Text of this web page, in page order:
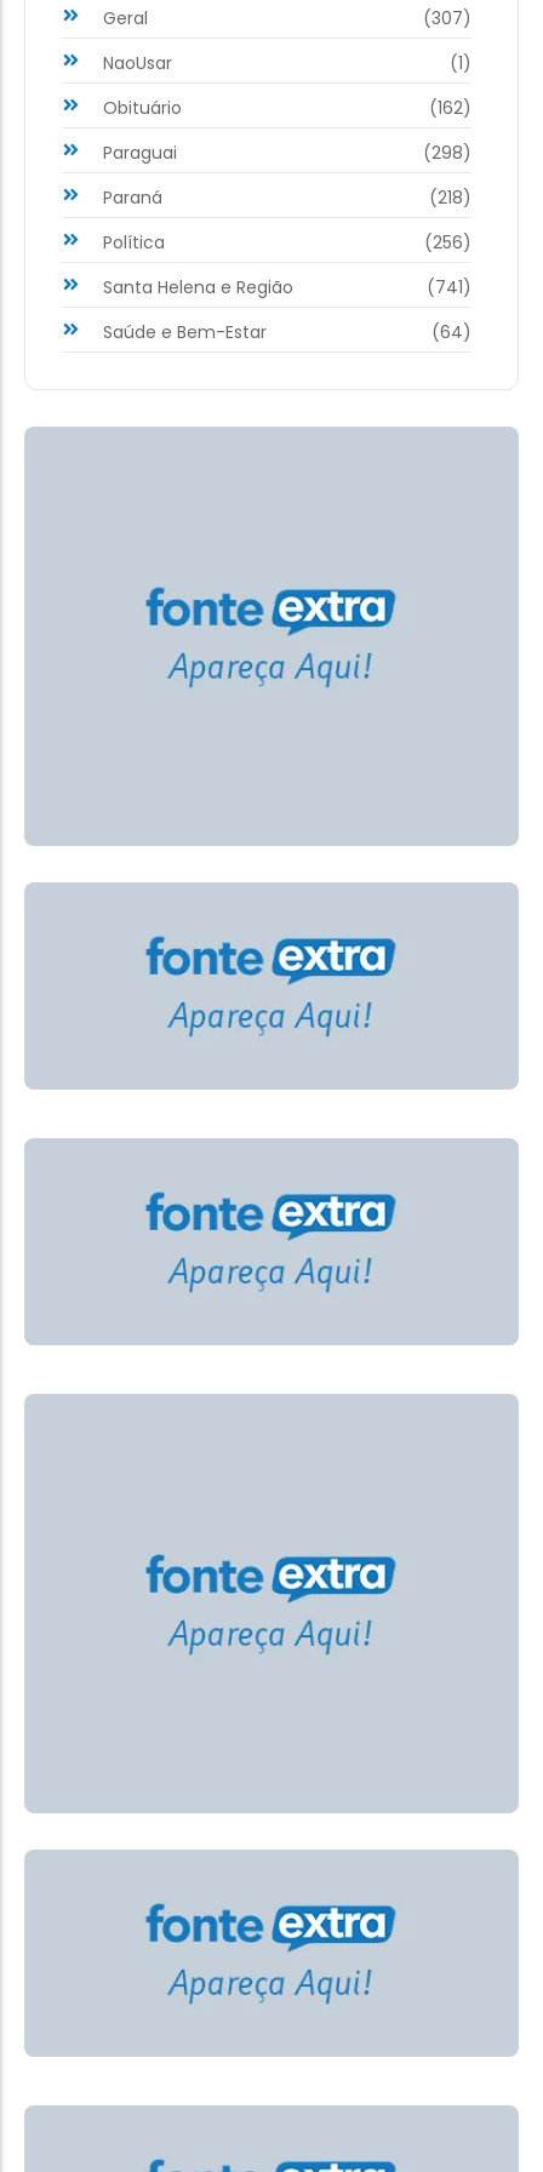
Geral
(307)
NaoUsar
(1)
Obituário
(162)
Paraguai
(298)
Paraná
(218)
Política
(256)
Santa Helena e Região
(741)
Saúde e Bem-Estar
(64)